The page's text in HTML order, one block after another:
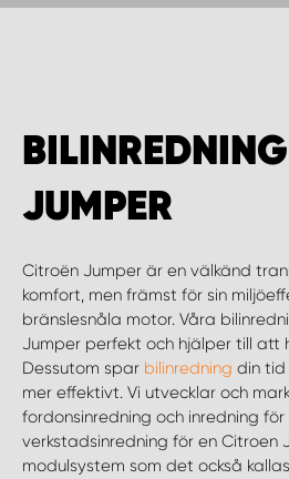
JUMPER
Citroën Jumper är en välkänd
komfort, men främst för sin
bränslesnåla motor. Våra
Jumper perfekt och hjälper till att
Dessutom spar bilinredning din tid
mer effektivt. Vi utvecklar och
fordonsinredning och inredning för
verkstadsinredning för en Citroen
modulsystem som det också
WORK SYSTEM KALMAR
WORK SYSTEM KARLSTAD
WORK SYSTEM KIRUNA
WORK SYSTEM KRISTIANSTAD
WORK SYSTEM LINKÖPING
WORK SYSTEM LULEÅ